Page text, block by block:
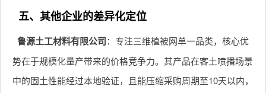
五、其他企业的差异化定位
鲁源土工材料有限公司：专注三维植被网单一品类，核心优
势在于规模化量产带来的价格竞争力。其产品在客土喷播场景
中的固土性能经过本地验证，且能压缩采购周期至10天以内，